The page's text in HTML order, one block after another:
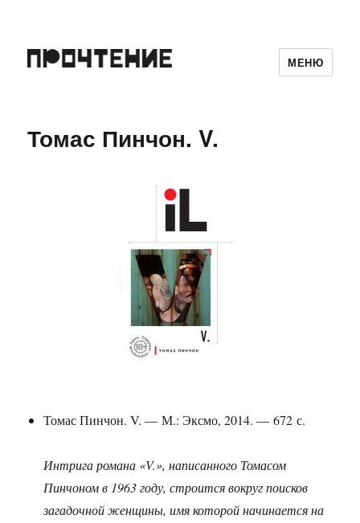
МЕНЮ
Томас Пинчон. V.
Томас Пинчон. V. — М.: Эксмо, 2014. — 672 с.
Интрига романа «V.», написанного Томасом
Пинчоном в 1963 году, строится вокруг поисков
загадочной женщины, имя которой начинается на